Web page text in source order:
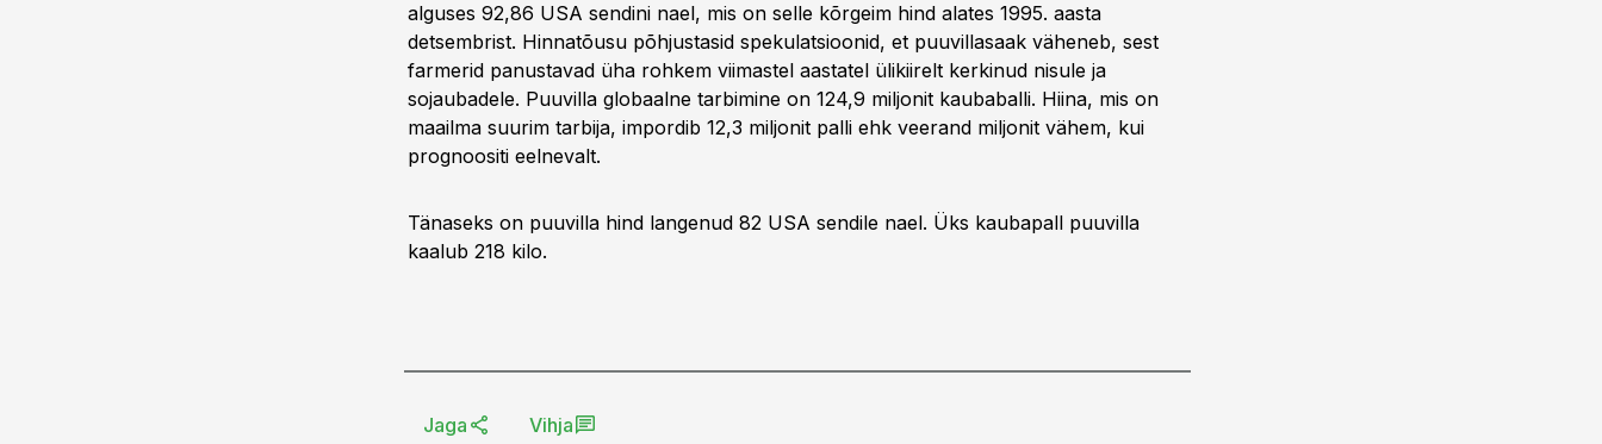
alguses 92,86 USA sendini nael, mis on selle kõrgeim hind alates 1995. aasta
detsembrist. Hinnatõusu põhjustasid spekulatsioonid, et puuvillasaak väheneb, sest
farmerid panustavad üha rohkem viimastel aastatel ülikiirelt kerkinud nisule ja
sojaubadele. Puuvilla globaalne tarbimine on 124,9 miljonit kaubaballi. Hiina, mis on
maailma suurim tarbija, impordib 12,3 miljonit palli ehk veerand miljonit vähem, kui
prognoositi eelnevalt.
Tänaseks on puuvilla hind langenud 82 USA sendile nael. Üks kaubapall puuvilla
kaalub 218 kilo.
Jaga Vihja